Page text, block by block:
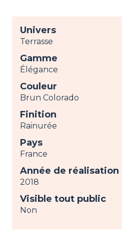
Univers
Terrasse
Gamme
Élégance
Couleur
Brun Colorado
Finition
Rainurée
Pays
France
Année de réalisation
2018
Visible tout public
Non